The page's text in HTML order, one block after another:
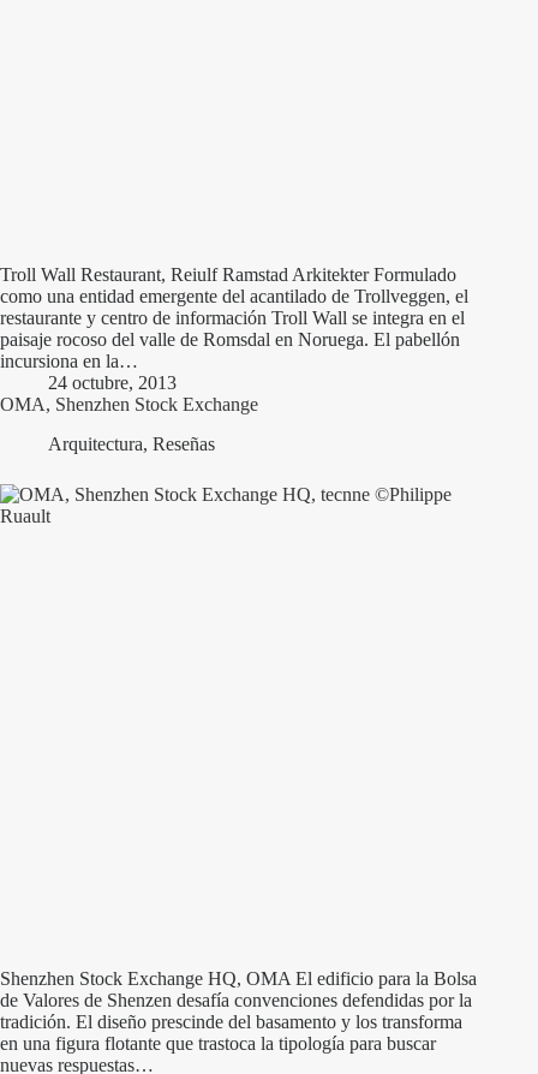
Troll Wall Restaurant, Reiulf Ramstad Arkitekter Formulado
como una entidad emergente del acantilado de Trollveggen, el
restaurante y centro de información Troll Wall se integra en el
paisaje rocoso del valle de Romsdal en Noruega. El pabellón
incursiona en la…
24 octubre, 2013
OMA, Shenzhen Stock Exchange
Arquitectura, Reseñas
Shenzhen Stock Exchange HQ, OMA El edificio para la Bolsa
de Valores de Shenzen desafía convenciones defendidas por la
tradición. El diseño prescinde del basamento y los transforma
en una figura flotante que trastoca la tipología para buscar
nuevas respuestas…